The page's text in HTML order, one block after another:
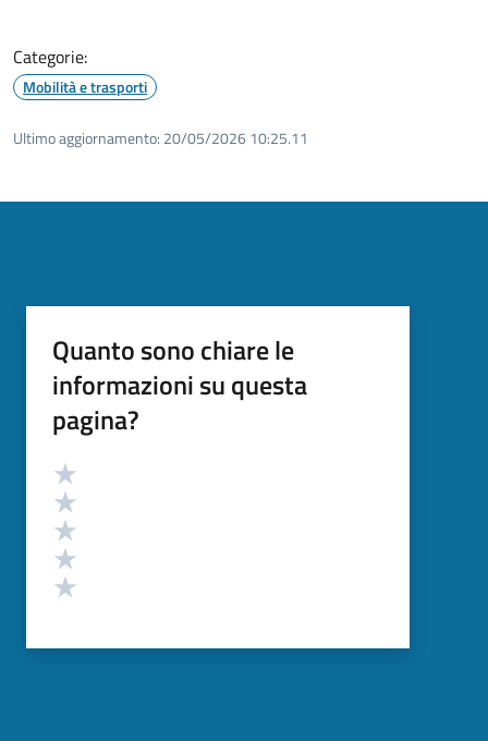
Categorie:
Mobilità e trasporti
Ultimo aggiornamento: 20/05/2026 10:25.11
Quanto sono chiare le
informazioni su questa
pagina?
Valutazione